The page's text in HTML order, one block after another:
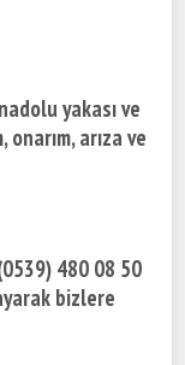
yakası ve
arıza ve
480 08 50
bizlere